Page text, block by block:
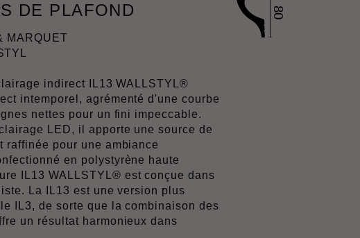
DE PLAFOND
MARQUET
indirect IL13 WALLSTYL®
intemporel, agrémenté d'une courbe
nettes pour un fini impeccable.
LED, il apporte une source de
raffinée pour une ambiance
en polystyrène haute
IL13 WALLSTYL® est conçue dans
La IL13 est une version plus
IL3, de sorte que la combinaison des
un résultat harmonieux dans